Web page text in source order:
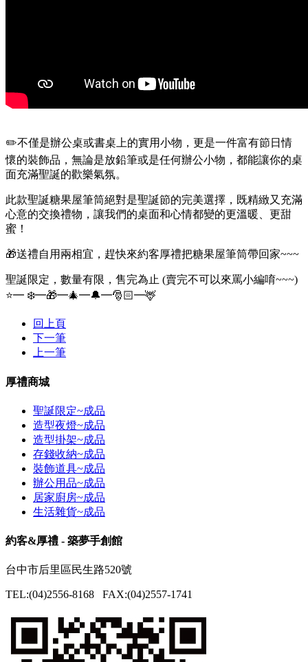
✏️不僅是辦公桌或書桌上的實用小物，更是一件富有節日情
懷的裝飾品，無論是放鉛筆或是任何辦公小物，都能讓你的桌
面充滿聖誕的歡樂氣氛。
此款聖誕糖果屋筆筒絕對是聖誕節的完美選擇，既精緻又充滿
心意的交換禮物，讓我們的桌面和心情都變的更溫暖、更甜
蜜！
🎁送禮自用兩相宜，趕快來約客厚禮把糖果屋筆筒帶回家~~~
聖誕限定，數量有限，售完為止 (賣完不可以來罵小編唷~~~)
⭐━ ❄️━🎁━🎄━🔔━🎅🏻━🦌
回上頁
下一筆
上一筆
厚禮商城
聖誕限定~成品
造型夜燈~成品
造型掛架~成品
存錢收納~成品
裝飾道具~成品
辦公用品~成品
居家廚房~成品
生活雜貨~成品
約客&厚禮 - 築夢手創館
台中市后里區民生路520號
TEL:(04)2556-8168 FAX:(04)2557-1741